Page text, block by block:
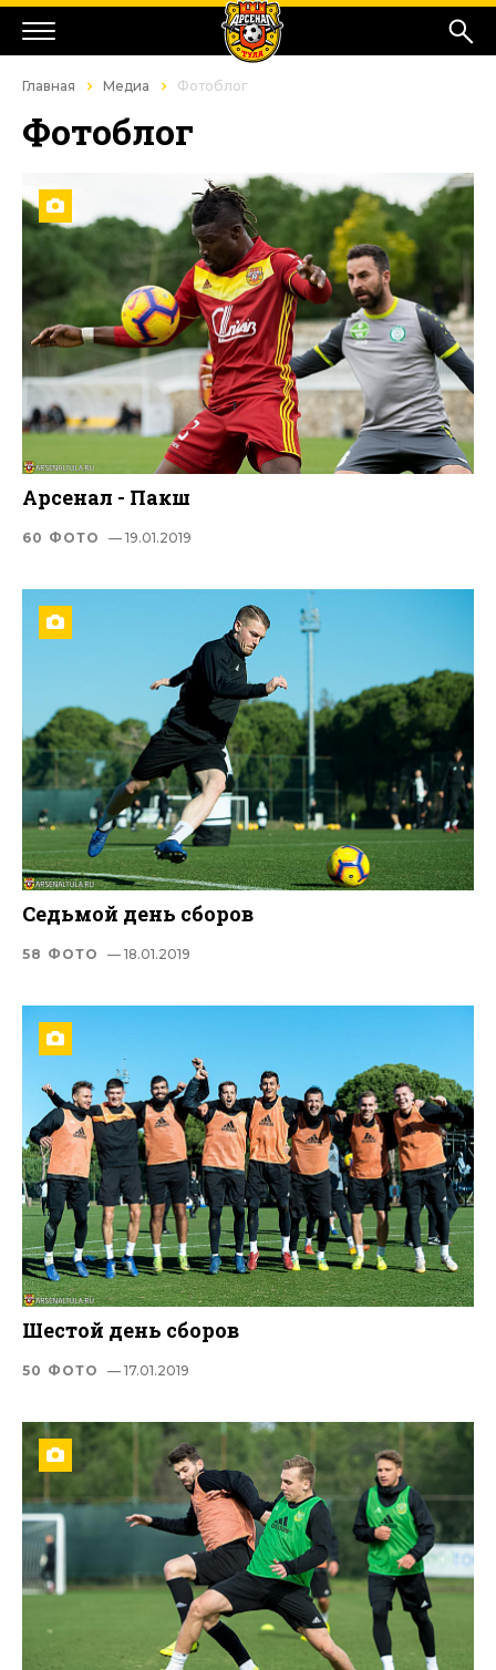
Главная Медиа Фотоблог
Фотоблог
Арсенал - Пакш
60 ФОТО — 19.01.2019
Седьмой день сборов
58 ФОТО — 18.01.2019
Шестой день сборов
50 ФОТО — 17.01.2019